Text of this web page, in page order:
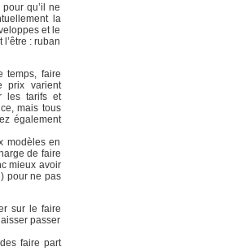
qu’il ne
la
et le
: ruban
temps, faire
prix varient
les tarifs et
mais tous
également
modèles en
de faire
mieux avoir
pour ne pas
sur le faire
passer
faire part